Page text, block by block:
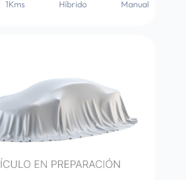
1Kms Híbrido Manual